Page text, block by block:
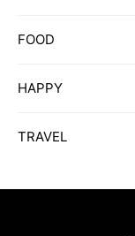
FOOD
HAPPY
TRAVEL